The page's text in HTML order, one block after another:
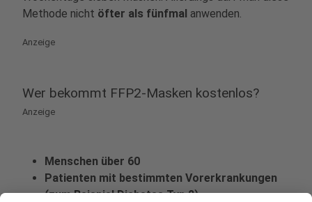
Methode nicht öfter als fünfmal anwenden.
Anzeige
Wer bekommt FFP2-Masken kostenlos?
Anzeige
Menschen über 60
Patienten mit bestimmten Vorerkrankungen
(zum Beispiel Diabetes Typ 2)